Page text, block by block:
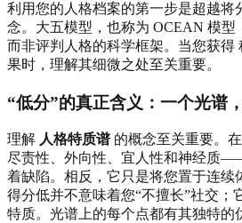
利用您的人格档案的第一步是超越将
念。大五模型，也称为 OCEAN 模型
而非评判人格的科学框架。当您获得
果时，理解其细微之处至关重要。
“低分”的真正含义：一个光谱
理解 人格特质谱的概念至关重要。
尽责性、外向性、宜人性和神经质
着缺陷。相反，它只是将您置于连续
得分低并不意味着您“不擅长”社交；
特质。光谱上的每个点都有其独特的